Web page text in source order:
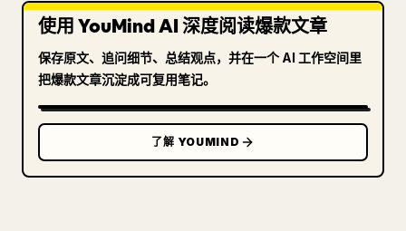
使用 YouMind AI 深度阅读爆款文章
保存原文、追问细节、总结观点，并在一个 AI 工作空间里
把爆款文章沉淀成可复用笔记。
了解 YOUMIND